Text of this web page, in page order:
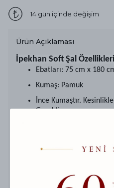
14 gün içinde değişim
Ürün Açıklaması
İpekhan Soft Şal Özellikleri
Ebatları: 75 cm x 180
Kumaş: Pamuk
İnce Kumaştır.
Gerektirmez